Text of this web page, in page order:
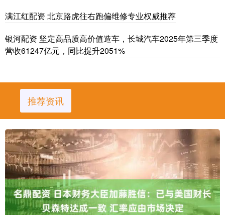
满江红配资 北京路虎往右跑偏维修专业权威推荐
银河配资 坚定高品质高价值造车，长城汽车2025年第三季度
营收61247亿元，同比提升2051%
推荐资讯